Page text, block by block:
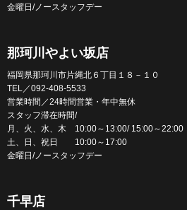
金曜日/ノースタッフデー
那珂川やよい坂店
福岡県那珂川市片縄北６丁目１８－１０
TEL／092-408-5533
営業時間／24時間営業・年中無休
スタッフ滞在時間/
月、火、水、木 10:00～13:00/ 15:00～22:00
土、日、祝日 10:00～17:00
金曜日/ノースタッフデー
千早店